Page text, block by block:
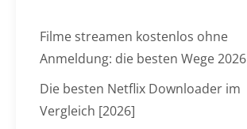
Filme streamen kostenlos ohne
Anmeldung: die besten Wege 2026
Die besten Netflix Downloader im
Vergleich [2026]